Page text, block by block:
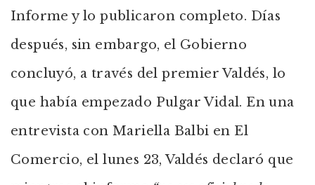
Informe y lo publicaron completo. Días
después, sin embargo, el Gobierno
concluyó, a través del premier Valdés, lo
que había empezado Pulgar Vidal. En una
entrevista con Mariella Balbi en El
Comercio, el lunes 23, Valdés declaró que